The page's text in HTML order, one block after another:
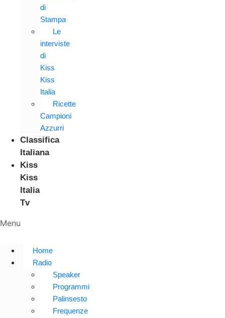
di
Stampa
Le
interviste
di
Kiss
Kiss
Italia
Ricette
Campioni
Azzurri
Classifica
Italiana
Kiss
Kiss
Italia
Tv
Menu
Home
Radio
Speaker
Programmi
Palinsesto
Frequenze